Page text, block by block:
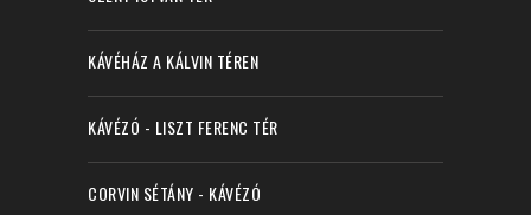
KÁVÉHÁZ A KÁLVIN TÉREN
KÁVÉZÓ - LISZT FERENC TÉR
CORVIN SÉTÁNY - KÁVÉZÓ